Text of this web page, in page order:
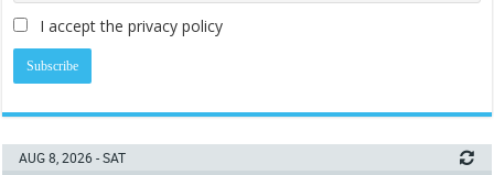
I accept the privacy policy
AUG 8, 2026 - SAT